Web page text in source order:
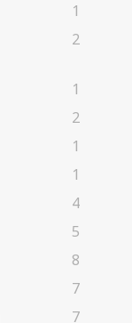
1
2
1
2
1
1
4
5
8
7
7